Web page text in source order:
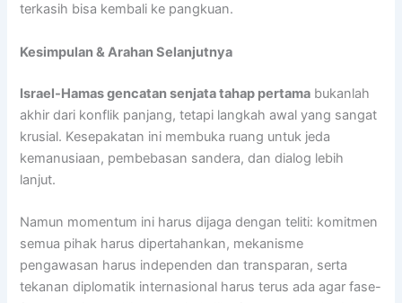
terkasih bisa kembali ke pangkuan.
Kesimpulan & Arahan Selanjutnya
Israel-Hamas gencatan senjata tahap pertama bukanlah
akhir dari konflik panjang, tetapi langkah awal yang sangat
krusial. Kesepakatan ini membuka ruang untuk jeda
kemanusiaan, pembebasan sandera, dan dialog lebih
lanjut.
Namun momentum ini harus dijaga dengan teliti: komitmen
semua pihak harus dipertahankan, mekanisme
pengawasan harus independen dan transparan, serta
tekanan diplomatik internasional harus terus ada agar fase-